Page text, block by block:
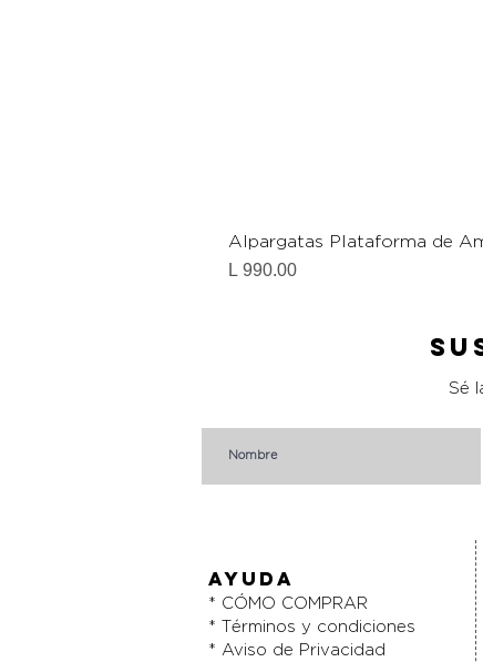
Alpargatas Plataforma de
Precio
L 990.00
Sé
AYUDA
* CÓMO COMPRAR
* Términos y condiciones
* Aviso de Privacidad